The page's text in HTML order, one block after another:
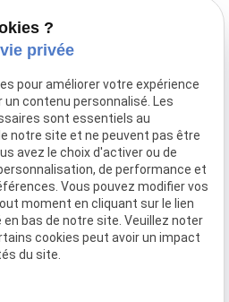
?
privée
pour améliorer votre expérience
contenu personnalisé. Les
sont essentiels au
notre site et ne peuvent pas être
avez le choix d'activer ou de
de performance et
Vous pouvez modifier vos
moment en cliquant sur le lien
bas de notre site. Veuillez noter
cookies peut avoir un impact
du site.